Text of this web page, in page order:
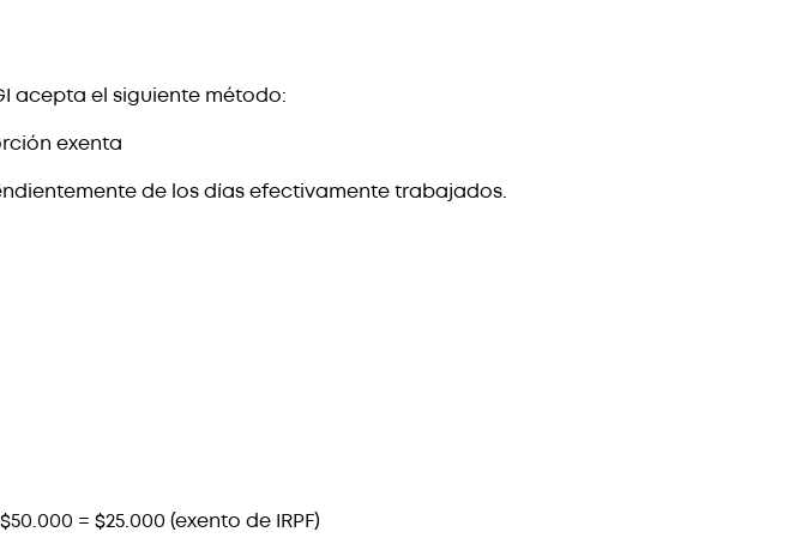
acepta el siguiente método:
exenta
de los días efectivamente trabajados.
= $25.000 (exento de IRPF)